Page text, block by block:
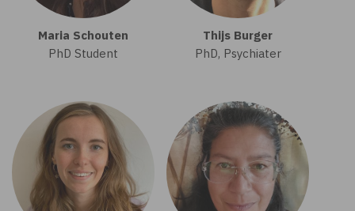
Maria Schouten
PhD Student
Thijs Burger
PhD, Psychiater